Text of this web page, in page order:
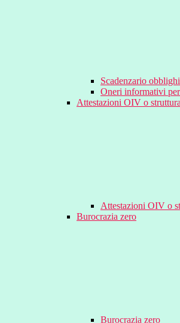
Scadenzario
Oneri informativi
Attestazioni OIV o
Attestazioni OIV o
Burocrazia zero
Burocrazia zero